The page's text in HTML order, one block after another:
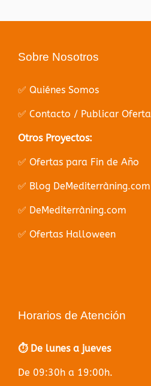
Sobre Nosotros
✅ Quiénes Somos
✅ Contacto / Publicar Oferta
Otros Proyectos:
✅ Ofertas para Fin de Año
✅ Blog DeMediterràning.com
✅ DeMediterràning.com
✅ Ofertas Halloween
Horarios de Atención
⏱️ De lunes a jueves
De 09:30h a 19:00h.